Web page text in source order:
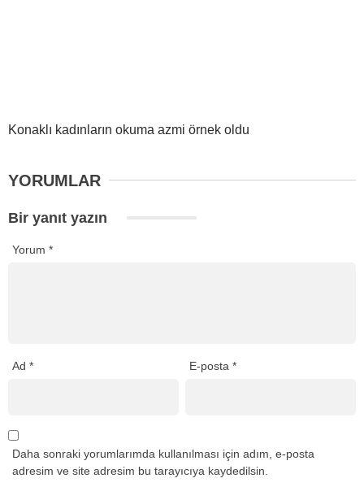
Konaklı kadınların okuma azmi örnek oldu
YORUMLAR
Bir yanıt yazın
Yorum *
Ad * E-posta*
Daha sonraki yorumlarımda kullanılması için adım, e-posta
adresim ve site adresim bu tarayıcıya kaydedilsin.